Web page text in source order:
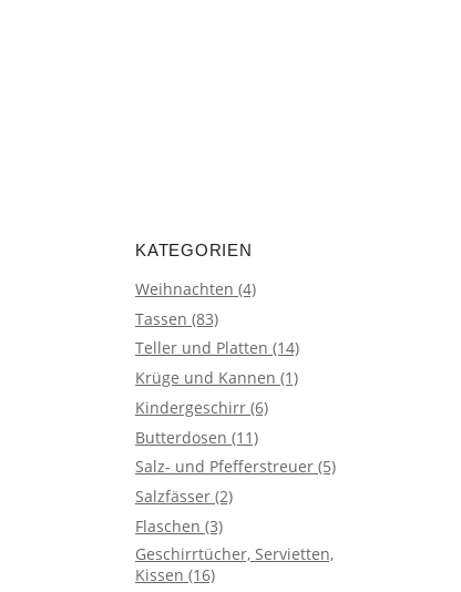
KATEGORIEN
Weihnachten (4)
Tassen (83)
Teller und Platten (14)
Krüge und Kannen (1)
Kindergeschirr (6)
Butterdosen (11)
Salz- und Pfefferstreuer (5)
Salzfässer (2)
Flaschen (3)
Geschirrtücher, Servietten,
Kissen (16)